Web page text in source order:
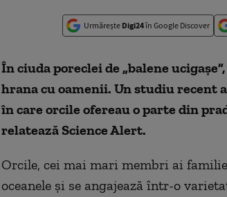
Urmărește Digi24în Google Discover
În ciuda poreclei de „balene
hrana cu oamenii. Un studiu recent
în care orcile ofereau o parte din
relatează Science Alert.
Orcile, cei mai mari membri ai
oceanele și se angajează într-o